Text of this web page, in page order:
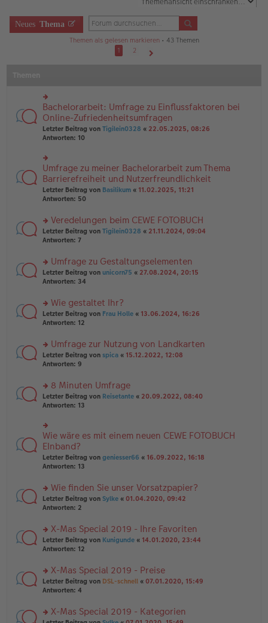
Neues Thema
Themen als gelesen markieren• 43 Themen
1
2
rs
te
r
u
n
el
es
e
n
er
tr
a
g
Bachelorarbeit: Umfrage zu Einflussfaktoren bei
Online-Zufriedenheitsumfragen
Letzter Beitrag von Tigilein0328 « 22.05.2025, 08:26
Antworten: 10
rs
te
r
u
n
el
es
e
B
ei
tr
g
Umfrage zu meiner Bachelorarbeit zum Thema
Barrierefreiheit und Nutzerfreundlichkeit
Letzter Beitrag von Basilikum « 11.02.2025, 11:21
Antworten: 50
rs
te
n
g
el
e
n
er
tr
a
g
Veredelungen beim CEWE FOTOBUCH
Letzter Beitrag von Tigilein0328 « 21.11.2024, 09:04
Antworten: 7
rs
te
n
g
el
e
n
er
tr
a
g
Umfrage zu Gestaltungselementen
Letzter Beitrag von unicorn75 « 27.08.2024, 20:15
Antworten: 34
rs
te
n
g
el
e
n
er
tr
a
g
Wie gestaltet Ihr?
Letzter Beitrag von Frau Holle « 13.06.2024, 16:26
Antworten: 12
rs
te
n
g
el
e
n
er
B
ei
tr
g
Umfrage zur Nutzung von Landkarten
Letzter Beitrag von spica « 15.12.2022, 12:08
Antworten: 9
rs
te
u
n
g
el
es
e
er
B
ei
tr
g
8 Minuten Umfrage
Letzter Beitrag von Reisetante « 20.09.2022, 08:40
Antworten: 13
rs
te
r
u
n
el
es
e
B
ei
tr
g
Wie wäre es mit einem neuen CEWE FOTOBUCH
EInband?
Letzter Beitrag von geniesser66 « 16.09.2022, 16:18
Antworten: 13
rs
te
n
g
el
e
n
er
tr
Wie finden Sie unser Vorsatzpapier?
Letzter Beitrag von Sylke « 01.04.2020, 09:42
Antworten: 2
rs
te
n
g
el
e
n
X-Mas Special 2019 - Ihre Favoriten
Letzter Beitrag von Kunigunde « 14.01.2020, 23:44
Antworten: 12
rs
te
n
X-Mas Special 2019 - Preise
Letzter Beitrag von DSL-schnell « 07.01.2020, 15:49
Antworten: 4
X-Mas Special 2019 - Kategorien